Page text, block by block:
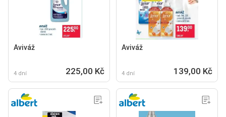
Aviváž
4 dní 225,00 Kč
Aviváž
4 dní 139,00 Kč